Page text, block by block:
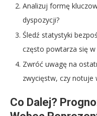
Analizuj formę
dyspozycji?
Śledź statystyki
często powtarza się w
Zwróć uwagę na
zwycięstw, czy notuje
Co Dalej?